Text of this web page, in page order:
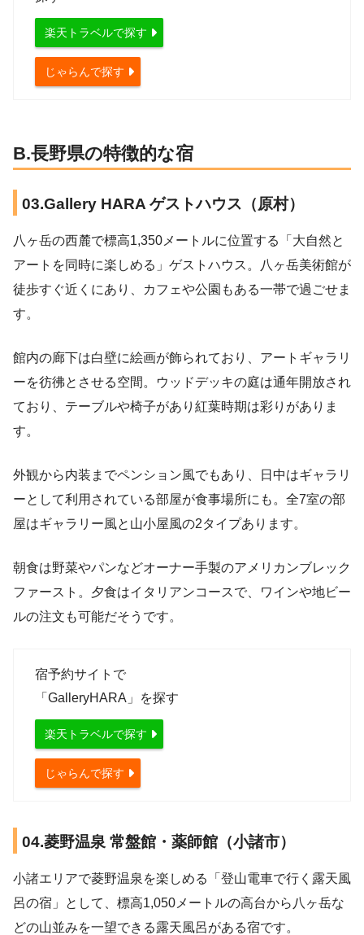
楽天トラベルで探す
じゃらんで探す
B.長野県の特徴的な宿
03.Gallery HARA ゲストハウス（原村）
八ヶ岳の西麓で標高1,350メートルに位置する「大自然と
アートを同時に楽しめる」ゲストハウス。八ヶ岳美術館が
徒歩すぐ近くにあり、カフェや公園もある一帯で過ごせま
す。
館内の廊下は白壁に絵画が飾られており、アートギャラリ
ーを彷彿とさせる空間。ウッドデッキの庭は通年開放され
ており、テーブルや椅子があり紅葉時期は彩りがありま
す。
外観から内装までペンション風でもあり、日中はギャラリ
ーとして利用されている部屋が食事場所にも。全7室の部
屋はギャラリー風と山小屋風の2タイプあります。
朝食は野菜やパンなどオーナー手製のアメリカンブレック
ファースト。夕食はイタリアンコースで、ワインや地ビー
ルの注文も可能だそうです。
宿予約サイトで
「GalleryHARA」を探す
楽天トラベルで探す
じゃらんで探す
04.菱野温泉 常盤館・薬師館（小諸市）
小諸エリアで菱野温泉を楽しめる「登山電車で行く露天風
呂の宿」として、標高1,050メートルの高台から八ヶ岳な
どの山並みを一望できる露天風呂がある宿です。